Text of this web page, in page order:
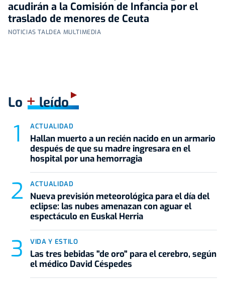
acudirán a la Comisión de Infancia por el
traslado de menores de Ceuta
NOTICIAS TALDEA MULTIMEDIA
Lo +leído
ACTUALIDAD
Hallan muerto a un recién nacido en un armario
después de que su madre ingresara en el
hospital por una hemorragia
ACTUALIDAD
Nueva previsión meteorológica para el día del
eclipse: las nubes amenazan con aguar el
espectáculo en Euskal Herria
VIDA Y ESTILO
Las tres bebidas "de oro" para el cerebro, según
el médico David Céspedes